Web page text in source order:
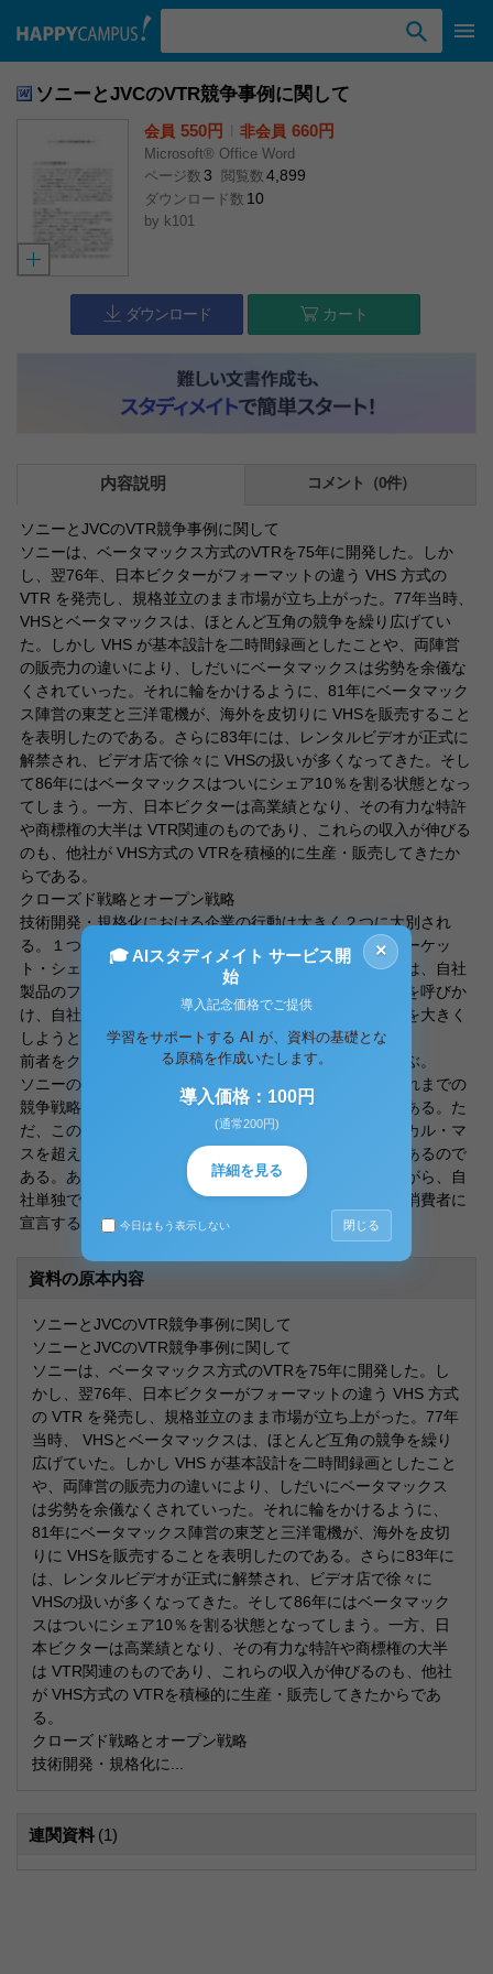
ソニーとJVCのVTR競争事例に関して
会員 550円 非会員 660円
Microsoft® Office Word
ページ数 3 閲覧数 4,899
ダウンロード数 10
by k101
ダウンロード カート
内容説明 コメント（0件）
ソニーとJVCのVTR競争事例に関して
ソニーは、ベータマックス方式のVTRを75年に開発した。しか
し、翌76年、日本ビクターがフォーマットの違う VHS 方式の
VTR を発売し、規格並立のまま市場が立ち上がった。77年当時、
VHSとベータマックスは、ほとんど互角の競争を繰り広げてい
た。しかし VHS が基本設計を二時間録画としたことや、両陣営
の販売力の違いにより、しだいにベータマックスは劣勢を余儀な
くされていった。それに輪をかけるように、81年にベータマック
ス陣営の東芝と三洋電機が、海外を皮切りに VHSを販売すること
を表明したのである。さらに83年には、レンタルビデオが正式に
解禁され、ビデオ店で徐々に VHSの扱いが多くなってきた。そし
て86年にはベータマックスはついにシェア10％を割る状態となっ
てしまう。一方、日本ビクターは高業績となり、その有力な特許
や商標権の大半は VTR関連のものであり、これらの収入が伸びる
のも、他社が VHS方式の VTRを積極的に生産・販売してきたか
らである。
クローズド戦略とオープン戦略
技術開発・規格化における企業の行動は大きく２つに大別され
る。１つは、自社単独で、なるべく早期に自社製品のマーケッ
ト・シェアを大きくしようという戦略であり、もう１つは、自社
製品のフォーマットを公開して、他社に同じ製品の供給を呼びか
け、自社製品と他社製品とのマーケット・シェアの合計を大きく
しようとする戦略である。
前者をクローズド戦略と呼び、後者をオープン戦略と呼ぶ。
ソニーのようにクローズド戦略に基づく企業行動は、これまでの
競争戦略論で論じられてきた企業行動と大差はないのである。た
だ、このクローズド戦略によって、自社単独でクリティカル・マ
スを超えることができれば良いが、そうならない場合もあるので
ある。ある企業が新製品を開発し、独占状態を維持しながら、自
社単独でクリティカル・マスを超える量を提供すると、消費者に
宣言することはできる。
資料の原本内容
ソニーとJVCのVTR競争事例に関して
ソニーとJVCのVTR競争事例に関して
ソニーは、ベータマックス方式のVTRを75年に開発した。し
かし、翌76年、日本ビクターがフォーマットの違う VHS 方式
の VTR を発売し、規格並立のまま市場が立ち上がった。77年
当時、 VHSとベータマックスは、ほとんど互角の競争を繰り
広げていた。しかし VHS が基本設計を二時間録画としたこと
や、両陣営の販売力の違いにより、しだいにベータマックス
は劣勢を余儀なくされていった。それに輪をかけるように、
81年にベータマックス陣営の東芝と三洋電機が、海外を皮切
りに VHSを販売することを表明したのである。さらに83年に
は、レンタルビデオが正式に解禁され、ビデオ店で徐々に
VHSの扱いが多くなってきた。そして86年にはベータマック
スはついにシェア10％を割る状態となってしまう。一方、日
本ビクターは高業績となり、その有力な特許や商標権の大半
は VTR関連のものであり、これらの収入が伸びるのも、他社
が VHS方式の VTRを積極的に生産・販売してきたからであ
る。
クローズド戦略とオープン戦略
技術開発・規格化に...
連関資料 (1)
×
🎓 AIスタディメイト サービス開
始
導入記念価格でご提供
学習をサポートする AI が、資料の基礎とな
る原稿を作成いたします。
導入価格：100円
(通常200円)
詳細を見る
今日はもう表示しない 閉じる